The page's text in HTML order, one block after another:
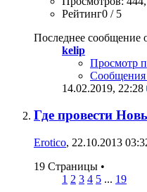
Рейтинг0 / 5
Последнее сообщение
kelip
Просмотр
14.02.2019, 22:28
Где провести
Erotico, 22.10.2013
19 Страницы •
1 2 3 4 5 ... 19